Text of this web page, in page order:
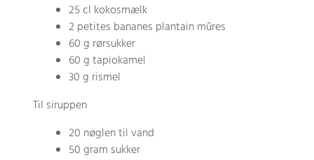
25 cl kokosmælk
2 petites bananes plantain mûres
60 g rørsukker
60 g tapiokamel
30 g rismel
Til siruppen
20 nøglen til vand
50 gram sukker